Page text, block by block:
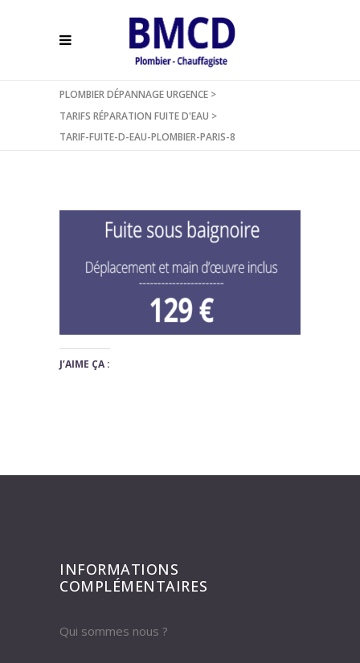
PLOMBIER DÉPANNAGE URGENCE >
TARIFS RÉPARATION FUITE D'EAU >
TARIF-FUITE-D-EAU-PLOMBIER-PARIS-8
J’AIME ÇA :
INFORMATIONS
COMPLÉMENTAIRES
Qui sommes nous ?